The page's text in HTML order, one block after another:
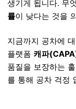
생기게 됩니다. 무
률이 낮다는 것을
지금까지 공차에
플랫폼 캐파
품질을 보장하는
를 통해 공차 걱정